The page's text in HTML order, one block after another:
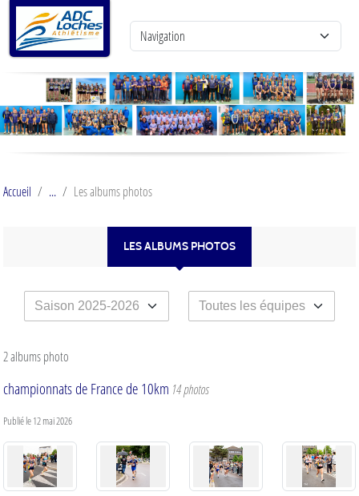
Accueil Les albums photos
LES ALBUMS PHOTOS
2 albums photo
championnats de France de 10km 14 photos
Publié le12 mai 2026
Panneau de gestion des cookies